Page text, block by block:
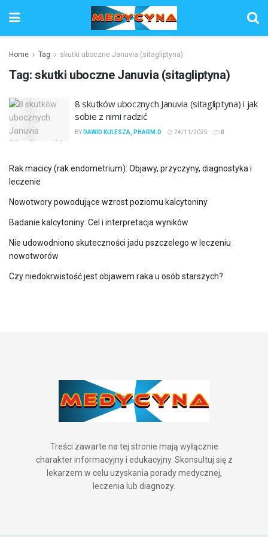
Home Tag skutki uboczne Januvia (sitagliptyna)
Tag: skutki uboczne Januvia (sitagliptyna)
8 skutków ubocznych Januvia (sitagliptyna) i jak
sobie z nimi radzić
BY DAWID KULESZA, PHARM.D 24/11/2025 0
Rak macicy (rak endometrium): Objawy, przyczyny, diagnostyka i
leczenie
Nowotwory powodujące wzrost poziomu kalcytoniny
Badanie kalcytoniny: Cel i interpretacja wyników
Nie udowodniono skuteczności jadu pszczelego w leczeniu
nowotworów
Czy niedokrwistość jest objawem raka u osób starszych?
Treści zawarte na tej stronie mają wyłącznie
charakter informacyjny i edukacyjny. Skonsultuj się z
lekarzem w celu uzyskania porady medycznej,
leczenia lub diagnozy.